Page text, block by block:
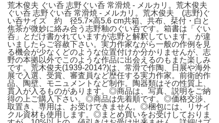
荒木俊夫 ぐい呑 志野ぐい呑 常滑焼 - メルカリ。荒木俊夫
ぐい呑 志野ぐい呑 常滑焼 - メルカリ。荒木俊夫 (志野)ぐ
い呑サイズ 約 径5.7×高5.6 cm共箱、共布、栞付・白と
焦茶が微妙に絡み合う志野釉のぐい呑です。箱書は「ぐい
呑」とだけ書かれていますが志野と解釈しています。が違
いましたらご容赦下さい。実力作家ながら一般の作例を見
る機会が少なくどのような位置付けか分かりませんが、志
野の本拠以外でこのような作品に出会えるのもまた楽しみ
です。荒木俊夫(1939-2014?)は、常滑で作陶、日展や海外
展で入選、受賞、審査員など歴任する実力作家。前衛的作
品、陶壁、モニュメントなど制作。陶器類はその性質上、
貫入が入るものがあります。◎商品は、写真、説明をご納
得の上ご購入下さい。◎商品は先着順です。◎価格交渉、
取置き、専用は、お受けできません。◎梱包には、リサイ
クル資材も使用します。◎まとめ買いをお受けしておりま